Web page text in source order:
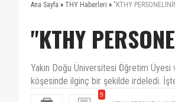
Ana Sayfa » THY Haberleri » "KTHY
"KTHY
Yakın Doğu Üniversitesi Öğretim Üyesi
köşesinde ilginç bir şekilde irdeledi. İşte
5